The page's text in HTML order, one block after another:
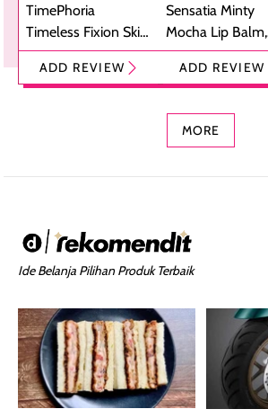
TimePhoria
Timeless Fixion Skin
Tint Stick,
Foundation dan
ADD REVIEW
Sensatia Minty
Mocha Lip Balm,
Pelembap Bibir
dengan Aroma
ADD REVIEW
MORE
Ide Belanja Pilihan Produk Terbaik